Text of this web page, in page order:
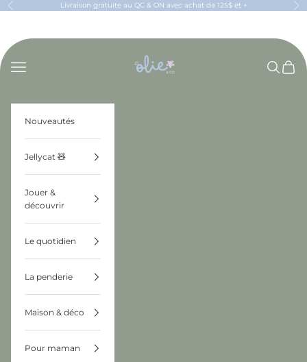
Passer au contenu
Précédent Livraison gratuite au QC & ON avec achat de 125$ et +
Menu
Panier
Nouveautés
Jellycat 🧸
Jouer &
découvrir
Le quotidien
La penderie
Maison & déco
Pour maman